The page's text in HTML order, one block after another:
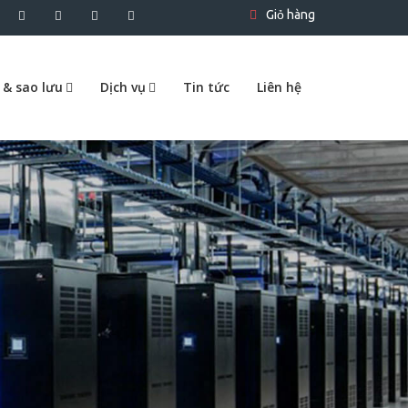
Giỏ hàng
sao lưu Dịch vụ Tin tức Liên hệ